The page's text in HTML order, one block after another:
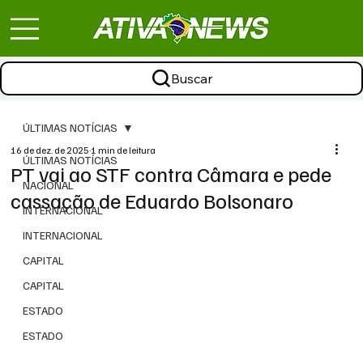
Buscar
ÚLTIMAS NOTÍCIAS
NACIONAL
INTERNACIONAL
INTERNACIONAL
CAPITAL
CAPITAL
ESTADO
ESTADO
ÚLTIMAS NOTÍCIAS
PT vai ao STF contra Câmara e pede
cassação de Eduardo Bolsonaro
16 de dez. de 20251 min de leitura